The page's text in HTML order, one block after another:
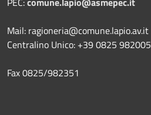
Mail: ragioneria@comune.lapio.av.it
Centralino Unico: +39 0825 982005
Fax 0825/982351